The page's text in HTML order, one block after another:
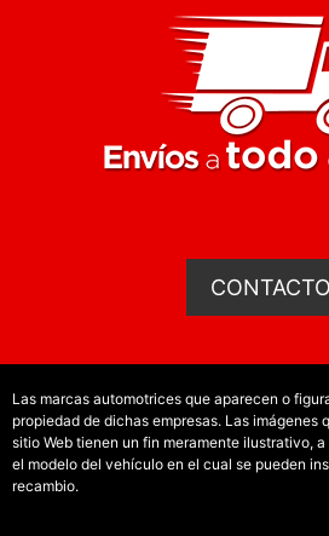
CONTACTO
Las marcas automotrices que aparecen o
propiedad de dichas empresas. Las imágenes
sitio Web tienen un fin meramente ilustrativo,
el modelo del vehículo en el cual se pueden
recambio.